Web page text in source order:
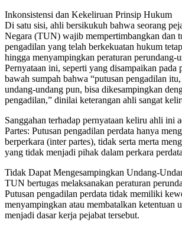
Inkonsistensi dan Kekeliruan Prinsip Hukum
Di satu sisi, ahli bersikukuh bahwa seorang
Negara (TUN) wajib mempertimbangkan dan
pengadilan yang telah berkekuatan hukum
hingga menyampingkan peraturan perundang-
Pernyataan ini, seperti yang disampaikan pada
bawah sumpah bahwa “putusan pengadilan
undang-undang pun, bisa dikesampingkan
pengadilan,” dinilai keterangan ahli sangat
Sanggahan terhadap pernyataan keliru ahli ini
Partes: Putusan pengadilan perdata hanya
berperkara (inter partes), tidak serta merta
yang tidak menjadi pihak dalam perkara
Tidak Dapat Mengesampingkan Undang-
TUN bertugas melaksanakan peraturan
Putusan pengadilan perdata tidak memiliki
menyampingkan atau membatalkan ketentuan
menjadi dasar kerja pejabat tersebut.